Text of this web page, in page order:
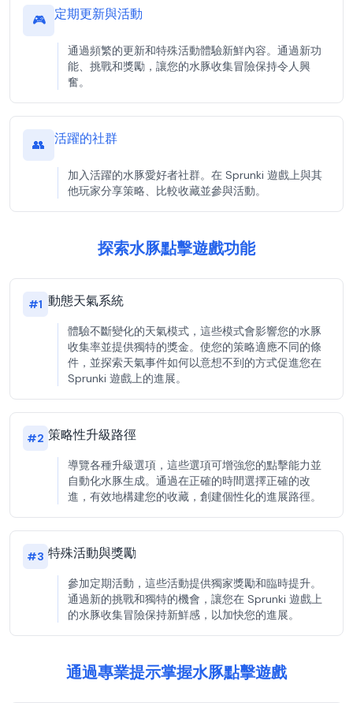
🎮 定期更新與活動
通過頻繁的更新和特殊活動體驗新鮮內容。通過新功
能、挑戰和獎勵，讓您的水豚收集冒險保持令人興
奮。
👥 活躍的社群
加入活躍的水豚愛好者社群。在 Sprunki 遊戲上與其
他玩家分享策略、比較收藏並參與活動。
探索水豚點擊遊戲功能
#1 動態天氣系統
體驗不斷變化的天氣模式，這些模式會影響您的水豚
收集率並提供獨特的獎金。使您的策略適應不同的條
件，並探索天氣事件如何以意想不到的方式促進您在
Sprunki 遊戲上的進展。
#2 策略性升級路徑
導覽各種升級選項，這些選項可增強您的點擊能力並
自動化水豚生成。通過在正確的時間選擇正確的改
進，有效地構建您的收藏，創建個性化的進展路徑。
#3 特殊活動與獎勵
參加定期活動，這些活動提供獨家獎勵和臨時提升。
通過新的挑戰和獨特的機會，讓您在 Sprunki 遊戲上
的水豚收集冒險保持新鮮感，以加快您的進展。
通過專業提示掌握水豚點擊遊戲